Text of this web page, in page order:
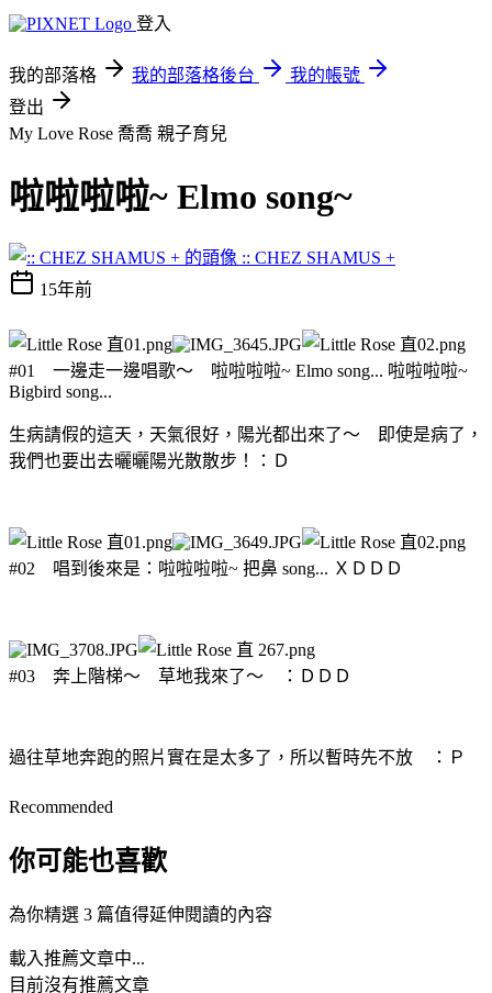
登入
我的部落格 我的部落格後台
我的帳號
登出
My Love Rose 喬喬 親子育兒
啦啦啦啦~ Elmo song~
:: CHEZ SHAMUS +
15年前
#01 一邊走一邊唱歌～ 啦啦啦啦~ Elmo song... 啦啦啦啦~
Bigbird song...
生病請假的這天，天氣很好，陽光都出來了～ 即使是病了，
我們也要出去曬曬陽光散散步！：Ｄ
#02 唱到後來是：啦啦啦啦~ 把鼻 song... ＸＤＤＤ
#03 奔上階梯～ 草地我來了～ ：ＤＤＤ
過往草地奔跑的照片實在是太多了，所以暫時先不放 ：Ｐ
Recommended
你可能也喜歡
為你精選 3 篇值得延伸閱讀的內容
載入推薦文章中...
目前沒有推薦文章